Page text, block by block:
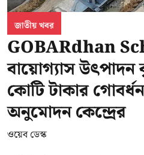
জাতীয় খবর
GOBARdhan
বায়োগ্যাস উৎপাদন
কোটি টাকার
অনুমোদন কেন্দ্রের
ওয়েব ডেস্ক